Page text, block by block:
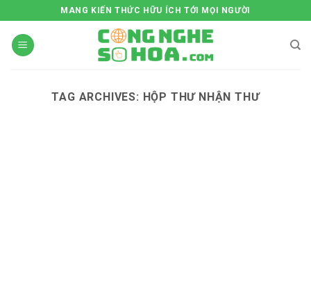
to
content
MANG KIẾN THỨC HỮU ÍCH TỚI MỌI NGƯỜI
TAG ARCHIVES: HỘP THƯ NHẬN THƯ